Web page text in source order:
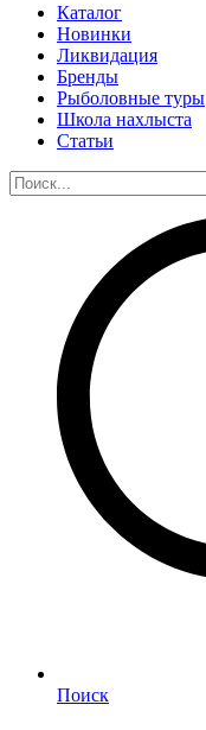
Каталог
Новинки
Ликвидация
Бренды
Рыболовные туры
Школа нахлыста
Статьи
Поиск